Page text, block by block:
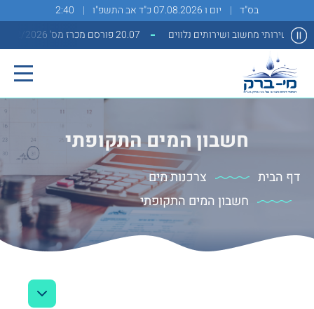
בס"ד יום ו 07.08.2026 כ"ד אב התשפ"ו
2:40
20.07 פורסם מכרז מס' 2/2026 למתן שירותי מחשוב ושירותים נלווים
חשבון המים התקופתי
דף הבית
צרכנות מים
חשבון המים התקופתי